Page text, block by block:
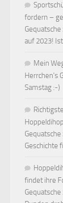
fordern –
Gequatsche
auf 2023!
Mein
Herrchen's
Samstag :-)
Gequatsche
Geschichte
findet ihre
Gequatsche